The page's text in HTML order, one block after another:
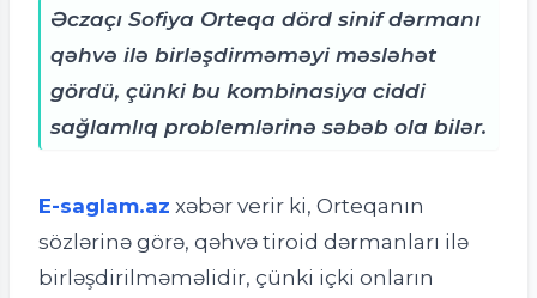
Əczaçı Sofiya Orteqa dörd sinif dərmanı
qəhvə ilə birləşdirməməyi məsləhət
gördü, çünki bu kombinasiya ciddi
sağlamlıq problemlərinə səbəb ola bilər.
E-saglam.az xəbər verir ki, Orteqanın
sözlərinə görə, qəhvə tiroid dərmanları ilə
birləşdirilməməlidir, çünki içki onların